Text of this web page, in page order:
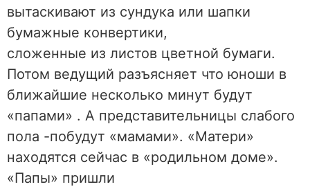
вытаскивают из сундука или шапки
бумажные конвертики,
сложенные из листов цветной бумаги.
Потом ведущий разъясняет что юноши в
ближайшие несколько минут будут
«папами» . А представительницы слабого
пола -побудут «мамами». «Матери»
находятся сейчас в «родильном доме».
«Папы» пришли